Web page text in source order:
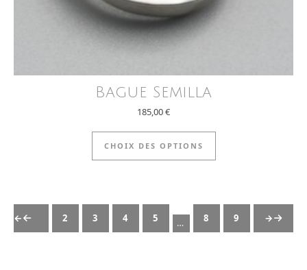
Bague Semilla
185,00€
CHOIX DES OPTIONS
Ce produit a
← 2 3 4 5 … 8 9 10
→